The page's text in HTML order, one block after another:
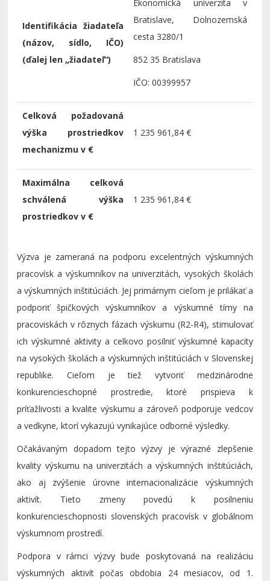
Identifikácia žiadateľa
(názov, sídlo, IČO)
(ďalej len „žiadateľ“)
Ekonomická univerzita v
Bratislave, Dolnozemská
cesta 3280/1
852 35 Bratislava
IČO: 00399957
Celková požadovaná
výška prostriedkov
mechanizmu v €
1 235 961,84 €
Maximálna celková
schválená výška
prostriedkov v €
1 235 961,84 €
Výzva je zameraná na podporu excelentných výskumných
pracovísk a výskumníkov na univerzitách, vysokých školách
a výskumných inštitúciách. Jej primárnym cieľom je prilákať a
podporiť špičkových výskumníkov a výskumné tímy na
pracoviskách v rôznych fázach výskumu (R2-R4), stimulovať
ich výskumné aktivity a celkovo posilniť výskumné kapacity
na vysokých školách a výskumných inštitúciách v Slovenskej
republike. Cieľom je tiež vytvoriť medzinárodne
konkurencieschopné prostredie, ktoré prispieva k
príťažlivosti a kvalite výskumu a zároveň podporuje vedcov
a vedkyne, ktorí vykazujú vynikajúce odborné výsledky.
Očakávaným dopadom tejto výzvy je výrazné zlepšenie
kvality výskumu na univerzitách a výskumných inštitúciách,
ako aj zvýšenie úrovne internacionalizácie výskumných
aktivít. Tieto zmeny povedú k posilneniu
konkurencieschopnosti slovenských pracovísk v globálnom
výskumnom prostredí.
Podpora v rámci výzvy bude poskytovaná na realizáciu
výskumných aktivít počas obdobia 24 mesiacov, od 1.